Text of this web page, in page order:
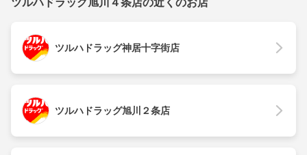
ツルハドラッグ神居十字街店
ツルハドラッグ旭川２条店